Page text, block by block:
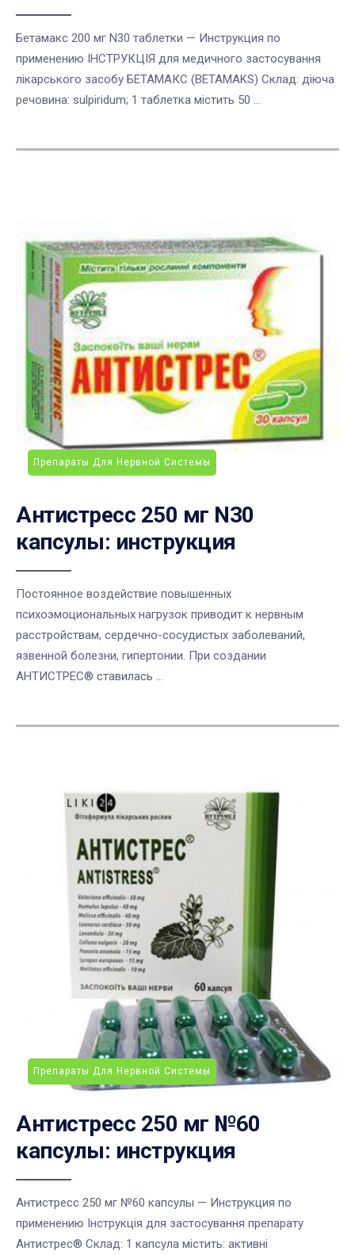
Бетамакс 200 мг N30 таблетки — Инструкция по
применению ІНСТРУКЦІЯ для медичного застосування
лікарського засобу БЕТАМАКС (BETAMAKS) Склад: діюча
речовина: sulpiridum; 1 таблетка містить 50 ...
Препараты Для Нервной Системы
Антистресс 250 мг N30
капсулы: инструкция
Постоянное воздействие повышенных
психоэмоциональных нагрузок приводит к нервным
расстройствам, сердечно-сосудистых заболеваний,
язвенной болезни, гипертонии. При создании
АНТИСТРЕС® ставилась ...
Препараты Для Нервной Системы
Антистресс 250 мг №60
капсулы: инструкция
Антистресс 250 мг №60 капсулы — Инструкция по
применению Інструкція для застосування препарату
Антистрес® Склад: 1 капсула містить: активні